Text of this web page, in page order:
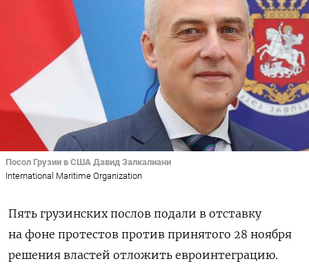
Посол Грузии в США Давид Залкалиани
International Maritime Organization
Пять грузинских послов подали в отставку
на фоне протестов против принятого 28 ноября
решения властей отложить евроинтеграцию.